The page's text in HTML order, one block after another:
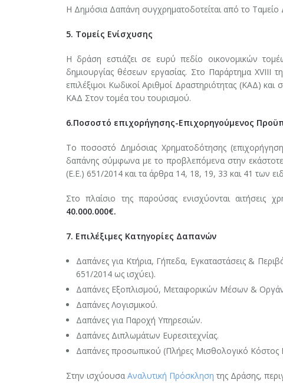
Η Δημόσια Δαπάνη συγχρηματοδοτείται από το
5. Τομείς Ενίσχυσης
Η δράση εστιάζει σε ευρύ πεδίο οικονομικών
δημιουργίας θέσεων εργασίας. Στο Παράρτημα ΧVIII
επιλέξιμοι Κωδικοί Αριθμοί Δραστηριότητας (ΚΑΔ)
ΚΑΔ Στον τομέα του τουρισμού.
6.Ποσοστό επιχορήγησης-Επιχορηγούμενος
Το ποσοστό Δημόσιας Χρηματοδότησης
δαπάνης σύμφωνα με το προβλεπόμενα στην εκάστοτε
(Ε.Ε.) 651/2014 και τα άρθρα 14, 18, 19, 33 και 41 των
Στο πλαίσιο της παρούσας ενισχύονται αιτήσεις
40.000.000€.
7. Επιλέξιμες Κατηγορίες Δαπανών
Δαπάνες για Κτήρια, Γήπεδα, Εγκαταστάσεις &
651/2014 ως ισχύει).
Δαπάνες Εξοπλισμού, Μεταφορικών Μέσων &
Δαπάνες Λογισμικού.
Δαπάνες για Παροχή Υπηρεσιών.
Δαπάνες Διπλωμάτων Ευρεσιτεχνίας.
Δαπάνες προσωπικού (Πλήρες Μισθολογικό
Στην ισχύουσα Αναλυτική Πρόσκληση της Δράσης,